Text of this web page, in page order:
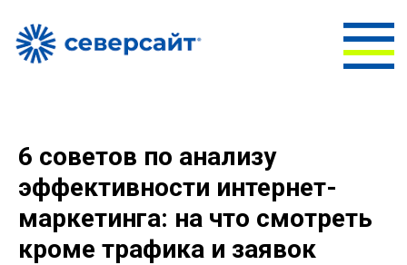
6 советов по анализу
эффективности интернет-
маркетинга: на что смотреть
кроме трафика и заявок